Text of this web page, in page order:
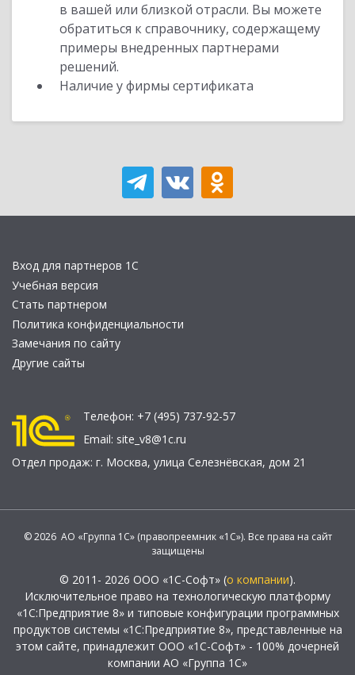
в вашей или близкой отрасли. Вы можете
обратиться к справочнику, содержащему
примеры внедренных партнерами
решений.
Наличие у фирмы сертификата
Вход для партнеров 1С
Учебная версия
Стать партнером
Политика конфиденциальности
Замечания по сайту
Другие сайты
Телефон: +7 (495) 737-92-57
Email: site_v8@1c.ru
Отдел продаж: г. Москва, улица Селезнёвская, дом 21
© 2026 АО «Группа 1С» (правопреемник «1С»). Все права на сайт
защищены
© 2011- 2026 ООО «1С-Софт» (о компании).
Исключительное право на технологическую платформу
«1С:Предприятие 8» и типовые конфигурации программных
продуктов системы «1С:Предприятие 8», представленные на
этом сайте, принадлежит ООО «1С-Софт» - 100% дочерней
компании АО «Группа 1С»